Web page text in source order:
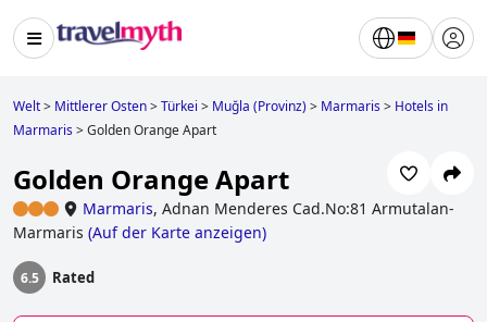
Welt> Mittlerer Osten>Türkei > Muğla (Provinz)> Marmaris> Hotels in
Marmaris>Golden Orange Apart
Golden Orange Apart
Marmaris, Adnan Menderes Cad.No:81 Armutalan-
Marmaris (Auf der Karte anzeigen)
6.5 Rated